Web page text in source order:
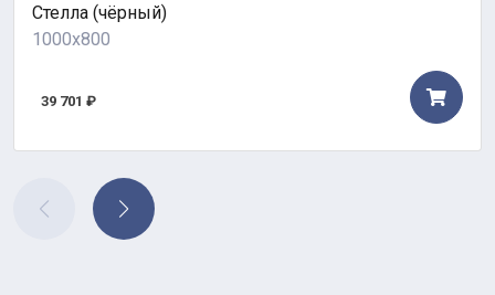
Стелла (чёрный)
1000x800
39 701 ₽